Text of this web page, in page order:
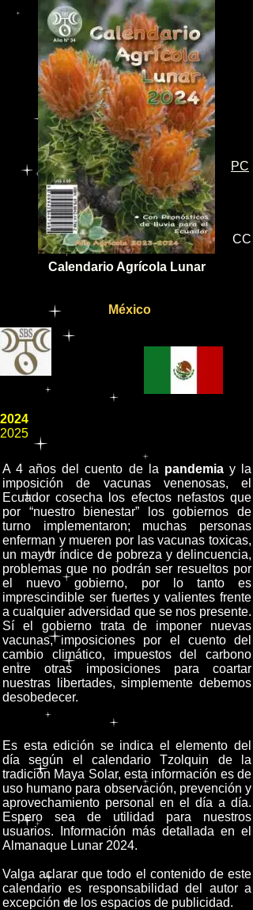
México
Calendario Agrícola Lunar
2024
2025
PC
CC
A 4 años del cuento de la pandemiay la
imposición de vacunas venenosas, el
Ecuador cosecha los efectos nefastos que
por “nuestro bienestar” los gobiernos de
turno implementaron; muchas personas
enferman y mueren por las vacunas toxicas,
un mayor índice de pobreza y delincuencia,
problemas que no podrán ser resueltos por
el nuevo gobierno, por lo tanto es
imprescindible ser fuertes y valientes frente
a cualquier adversidad que se nos presente.
Sí el gobierno trata de imponer nuevas
vacunas, imposiciones por el cuento del
cambio climático, impuestos del carbono
entre otras imposiciones para coartar
nuestras libertades, simplemente debemos
desobedecer.
Es esta edición se indica el elemento del
día según el calendario Tzolquin de la
tradición Maya Solar, esta información es de
uso humano para observación, prevención y
aprovechamiento personal en el día a día.
Espero sea de utilidad para nuestros
usuarios. Información más detallada en el
Almanaque Lunar 2024.
Valga aclarar que todo el contenido de este
calendario es responsabilidad del autor a
excepción de los espacios de publicidad.